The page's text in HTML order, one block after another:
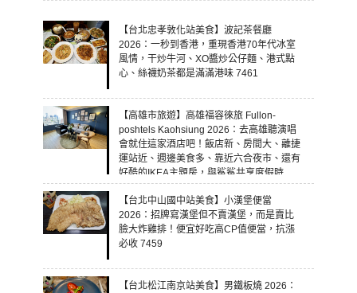
【台北忠孝敦化站美食】波記茶餐廳
2026：一秒到香港，重現香港70年代冰室
風情，干炒牛河、XO醬炒公仔麵、港式點
心、絲襪奶茶都是滿滿港味 7461
【高雄市旅遊】高雄福容徠旅 Fullon-
poshtels Kaohsiung 2026：去高雄聽演唱
會就住這家酒店吧！飯店新、房間大、離捷
運站近、週邊美食多、靠近六合夜市、還有
好酷的IKEA主題房，與鯊鯊共享度假時
光！ 7460
【台北中山國中站美食】小漢堡便當
2026：招牌寫漢堡但不賣漢堡，而是賣比
臉大炸雞排！便宜好吃高CP值便當，抗漲
必收 7459
【台北松江南京站美食】男鐵板燒 2026：